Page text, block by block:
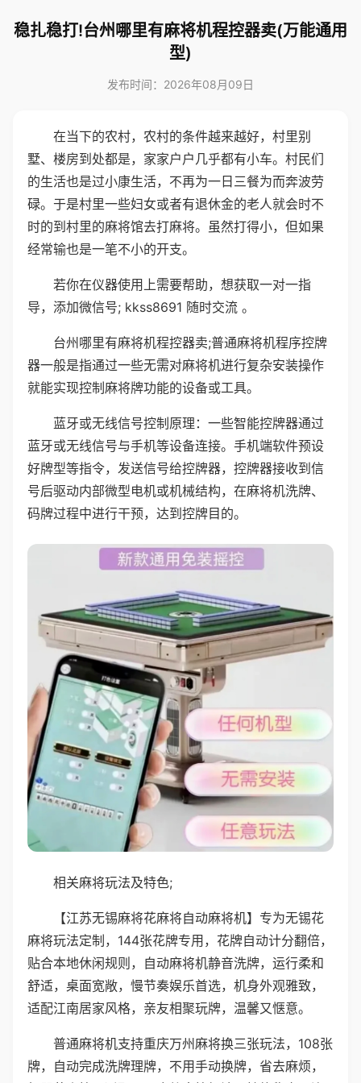
稳扎稳打!台州哪里有麻将机程控器卖(万能通用
型)
发布时间：2026年08月09日
在当下的农村，农村的条件越来越好，村里别
墅、楼房到处都是，家家户户几乎都有小车。村民们
的生活也是过小康生活，不再为一日三餐为而奔波劳
碌。于是村里一些妇女或者有退休金的老人就会时不
时的到村里的麻将馆去打麻将。虽然打得小，但如果
经常输也是一笔不小的开支。
若你在仪器使用上需要帮助，想获取一对一指
导，添加微信号; kkss8691 随时交流 。
台州哪里有麻将机程控器卖;普通麻将机程序控牌
器一般是指通过一些无需对麻将机进行复杂安装操作
就能实现控制麻将牌功能的设备或工具。
蓝牙或无线信号控制原理：一些智能控牌器通过
蓝牙或无线信号与手机等设备连接。手机端软件预设
好牌型等指令，发送信号给控牌器，控牌器接收到信
号后驱动内部微型电机或机械结构，在麻将机洗牌、
码牌过程中进行干预，达到控牌目的。
相关麻将玩法及特色;
【江苏无锡麻将花麻将自动麻将机】专为无锡花
麻将玩法定制，144张花牌专用，花牌自动计分翻倍，
贴合本地休闲规则，自动麻将机静音洗牌，运行柔和
舒适，桌面宽敞，慢节奏娱乐首选，机身外观雅致，
适配江南居家风格，亲友相聚玩牌，温馨又惬意。
普通麻将机支持重庆万州麻将换三张玩法，108张
牌，自动完成洗牌理牌，不用手动换牌，省去麻烦，